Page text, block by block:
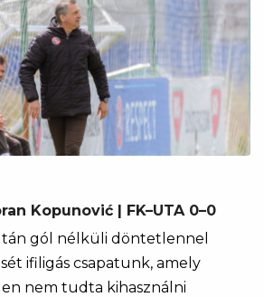
Kopunović | FK–UTA 0–0
gól nélküli döntetlennel
ifiligás csapatunk, amely
nem tudta kihasználni